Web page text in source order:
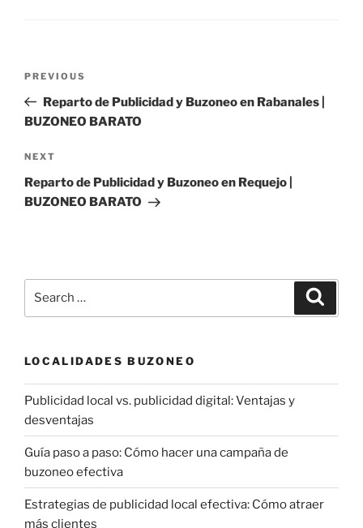
Previous
Post
PREVIOUS
Reparto de Publicidad y Buzoneo en Rabanales |
BUZONEO BARATO
Next
Post
NEXT
Reparto de Publicidad y Buzoneo en Requejo |
BUZONEO BARATO
LOCALIDADES BUZONEO
Publicidad local vs. publicidad digital: Ventajas y
desventajas
Guía paso a paso: Cómo hacer una campaña de
buzoneo efectiva
Estrategias de publicidad local efectiva: Cómo atraer
más clientes